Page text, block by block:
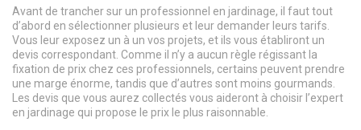
Avant de trancher sur un professionnel en jardinage, il faut tout
d’abord en sélectionner plusieurs et leur demander leurs tarifs.
Vous leur exposez un à un vos projets, et ils vous établiront un
devis correspondant. Comme il n’y a aucun règle régissant la
fixation de prix chez ces professionnels, certains peuvent prendre
une marge énorme, tandis que d’autres sont moins gourmands.
Les devis que vous aurez collectés vous aideront à choisir l’expert
en jardinage qui propose le prix le plus raisonnable.